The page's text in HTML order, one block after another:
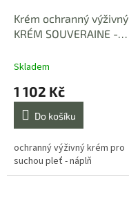
Krém ochranný výživný
KRÉM SOUVERAINE -
Skladem
1 102 Kč
Do košíku
ochranný výživný krém pro
suchou pleť - náplň